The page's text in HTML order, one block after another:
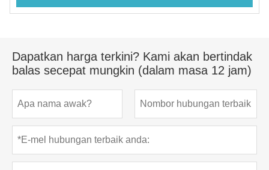
Dapatkan harga terkini? Kami akan bertindak
balas secepat mungkin (dalam masa 12 jam)